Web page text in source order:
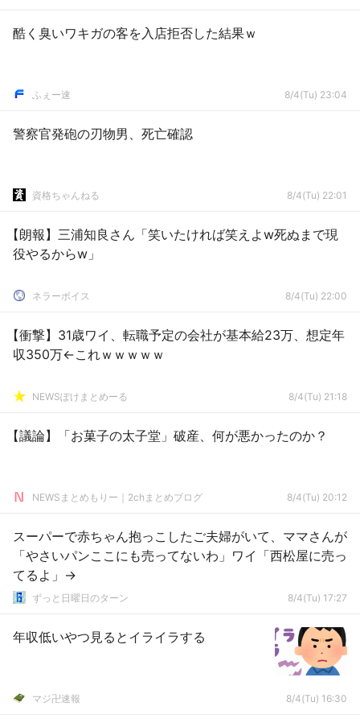
酷く臭いワキガの客を入店拒否した結果ｗ
ふぇー速 8/4(Tu) 23:04
警察官発砲の刃物男、死亡確認
資格ちゃんねる 8/4(Tu) 22:01
【朗報】三浦知良さん「笑いたければ笑えよw死ぬまで現
役やるからw」
ネラーボイス 8/4(Tu) 22:00
【衝撃】31歳ワイ、転職予定の会社が基本給23万、想定年
収350万←これｗｗｗｗｗ
NEWSぽけまとめーる 8/4(Tu) 21:18
【議論】「お菓子の太子堂」破産、何が悪かったのか？
NEWSまとめもりー｜2chまとめブログ 8/4(Tu) 20:12
スーパーで赤ちゃん抱っこしたご夫婦がいて、ママさんが
「やさいパンここにも売ってないわ」ワイ「西松屋に売っ
てるよ」→
ずっと日曜日のターン 8/4(Tu) 17:27
年収低いやつ見るとイライラする
マジ卍速報 8/4(Tu) 16:30